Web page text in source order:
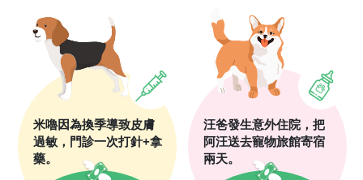
米嚕因為換季導致皮膚
過敏，門診一次打針+拿
藥。
汪爸發生意外住院，把
阿汪送去寵物旅館寄宿
兩天。